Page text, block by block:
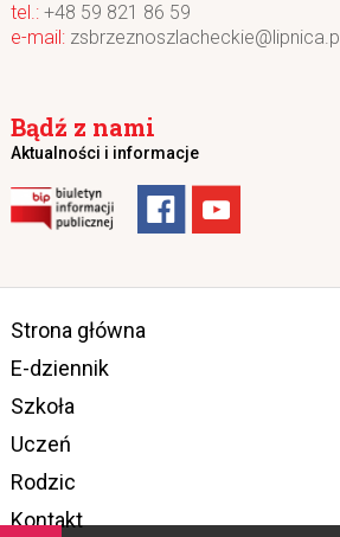
+48 59 821 86 59
zsbrzeznoszlacheckie@lipnica.pl
Bądź z nami
Aktualności i informacje
Strona główna
E-dziennik
Szkoła
Uczeń
Rodzic
Kontakt